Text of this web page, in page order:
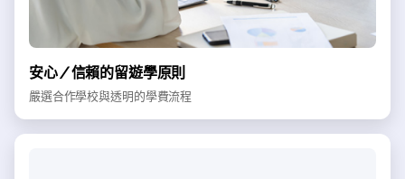
安心／信賴的留遊學原則
嚴選合作學校與透明的學費流程